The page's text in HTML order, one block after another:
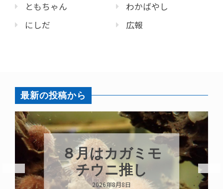
ともちゃん
にしだ
わかばやし
広報
最新の投稿から
新発売！いちこ
キーホルダー
2026年8月8日